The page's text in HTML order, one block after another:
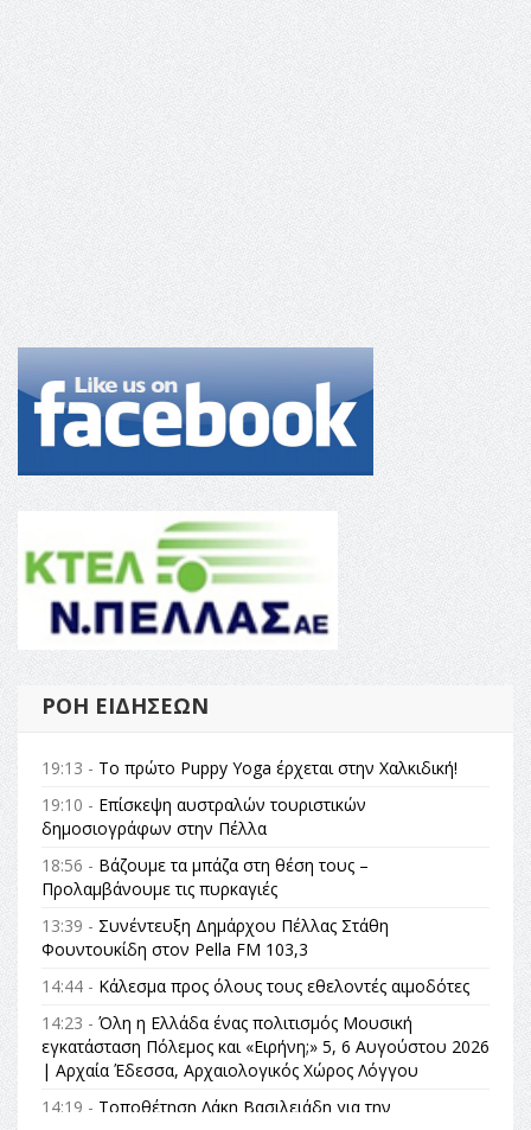
ΡΟΉ ΕΙΔΉΣΕΩΝ
19:13 - Το πρώτο Puppy Yoga έρχεται στην Χαλκιδική!
19:10 - Επίσκεψη αυστραλών τουριστικών
δημοσιογράφων στην Πέλλα
18:56 - Βάζουμε τα μπάζα στη θέση τους –
Προλαμβάνουμε τις πυρκαγιές
13:39 - Συνέντευξη Δημάρχου Πέλλας Στάθη
Φουντουκίδη στον Pella FM 103,3
14:44 - Κάλεσμα προς όλους τους εθελοντές αιμοδότες
14:23 - Όλη η Ελλάδα ένας πολιτισμός Μουσική
εγκατάσταση Πόλεμος και «Ειρήνη;» 5, 6 Αυγούστου 2026
| Αρχαία Έδεσσα, Αρχαιολογικός Χώρος Λόγγου
14:19 - Τοποθέτηση Λάκη Βασιλειάδη για την